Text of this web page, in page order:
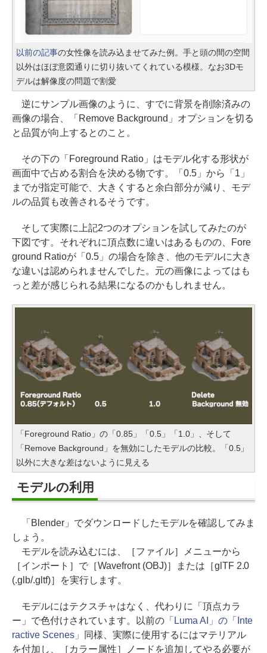
以前の記事の女性像を読み込ませてみた例。手と頭の間の空間
以外はほぼ意図通りに切り抜いてくれている模様。なお3Dモ
デルは解像度の問題で割愛
逆にサンプル画像のように、すでに背景を削除済みの
画像の場合、「Remove Background」オプションを切る
と品質が向上するとのこと。
その下の「Foreground Ratio」はモデル化する形状が
画面中で占める割合を決める物です。「0.5」から「1」
までが指定可能で、大きくすると余白部分が減り、モデ
ルの品質も改善されるそうです。
そして実際に上記2つのオプションを試してみたのが
下図です。それぞれに頂点数に違いはあるものの、Fore
ground Ratioが「0.5」の場合を除き、他のモデルに大き
な違いは認められませんでした。元の画像によってはも
っと差が感じられる結果になるのかもしれません。
「Foreground Ratio」の「0.85」「0.5」「1.0」、そして
「Remove Background」を無効にしたモデルの比較。「0.5」
以外に大きな差はないように見える
モデルの利用
「Blender」でダウンロードしたモデルを確認してみま
しょう。
モデルを読み込むには、［ファイル］メニューから
［インポート］で［Wavefront (OBJ)］または［glTF 2.0
(.glb/.gltf)］を実行します。
モデルにはテクスチャはなく、代わりに「頂点カラ
ー」で色付けされています。以前の「Luma AI」の「Inte
ractive Scenes」
同様、実際に使用するにはマテリアル
を付加し、［カラー属性］ノードを追加してやる必要が